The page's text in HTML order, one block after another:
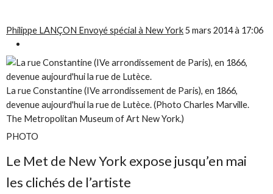
Philippe LANÇON Envoyé spécial à New York5 mars 2014 à 17:06
La rue Constantine (IVe arrondissement de Paris), en 1866,
devenue aujourd'hui la rue de Lutèce. (Photo Charles Marville.
The Metropolitan Museum of Art New York.)
PHOTO
Le Met de New York expose jusqu’en mai
les clichés de l’artiste